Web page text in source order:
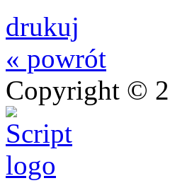
drukuj
« powrót
Copyright ©